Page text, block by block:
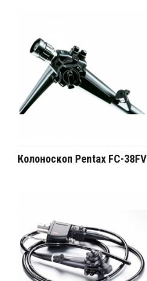
Колоноскоп Pentax FC-38FV